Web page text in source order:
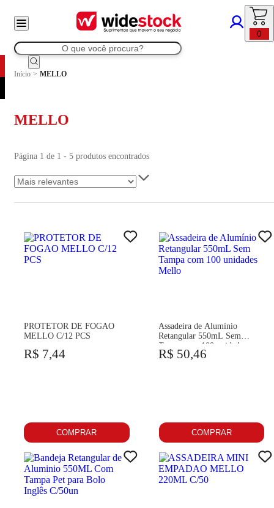
0
Início > MELLO
MELLO
Página 1 de 1 - 5 produtos encontrados
PROTETOR DE FOGAO
MELLO C/12 PCS
R$ 7,44
COMPRAR
Assadeira de Alumínio
Retangular 550mL Sem
Tampa com 100 unidades
Mello
R$ 50,46
COMPRAR